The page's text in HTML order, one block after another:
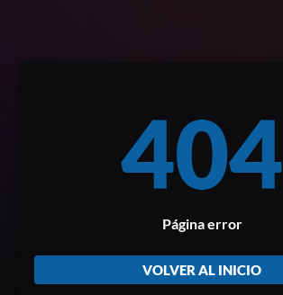
404
Página error
VOLVER AL INICIO